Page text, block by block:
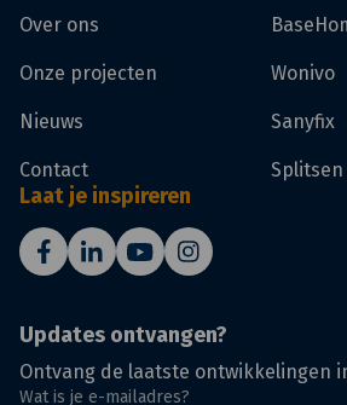
Over ons
Onze projecten
Nieuws
Contact
Wonivo
Sanyfix
Laat je inspireren
Updates ontvangen?
Ontvang de laatste ontwikkelingen